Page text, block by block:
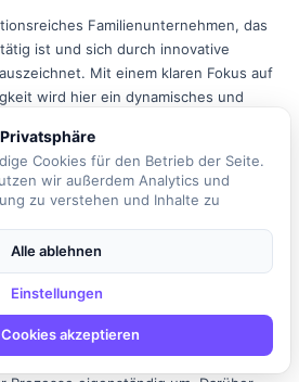
Familienunternehmen, das
ist und sich durch innovative
Mit einem klaren Fokus auf
wird hier ein dynamisches und
Unternehmens beitragen können. In
Zentrale Dienste suchen wir zum
einen SAP-Spezialisten (m/w/d). In
für die Einrichtung von
in SAP S/4 HANA sowie für
System-Updates sowie die
Sie führen SAP-
auf Materialwirtschaft und Vertrieb
zur Anpassung und
Cookies für den Betrieb der Seite.
wir außerdem Analytics und
zu verstehen und Inhalte zu
Alle ablehnen
Einstellungen
akzeptieren